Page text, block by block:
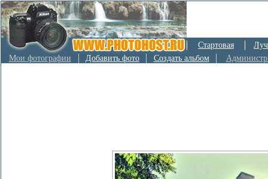
Стартовая
Мои фотографии
Добавить фото Создать альбом